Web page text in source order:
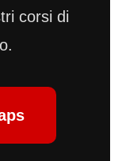
corsi di